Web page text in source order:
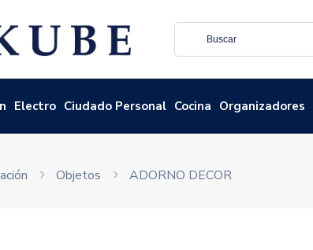
Electro Ciudado Personal Cocina Organizadores
Objetos ADORNO DECOR